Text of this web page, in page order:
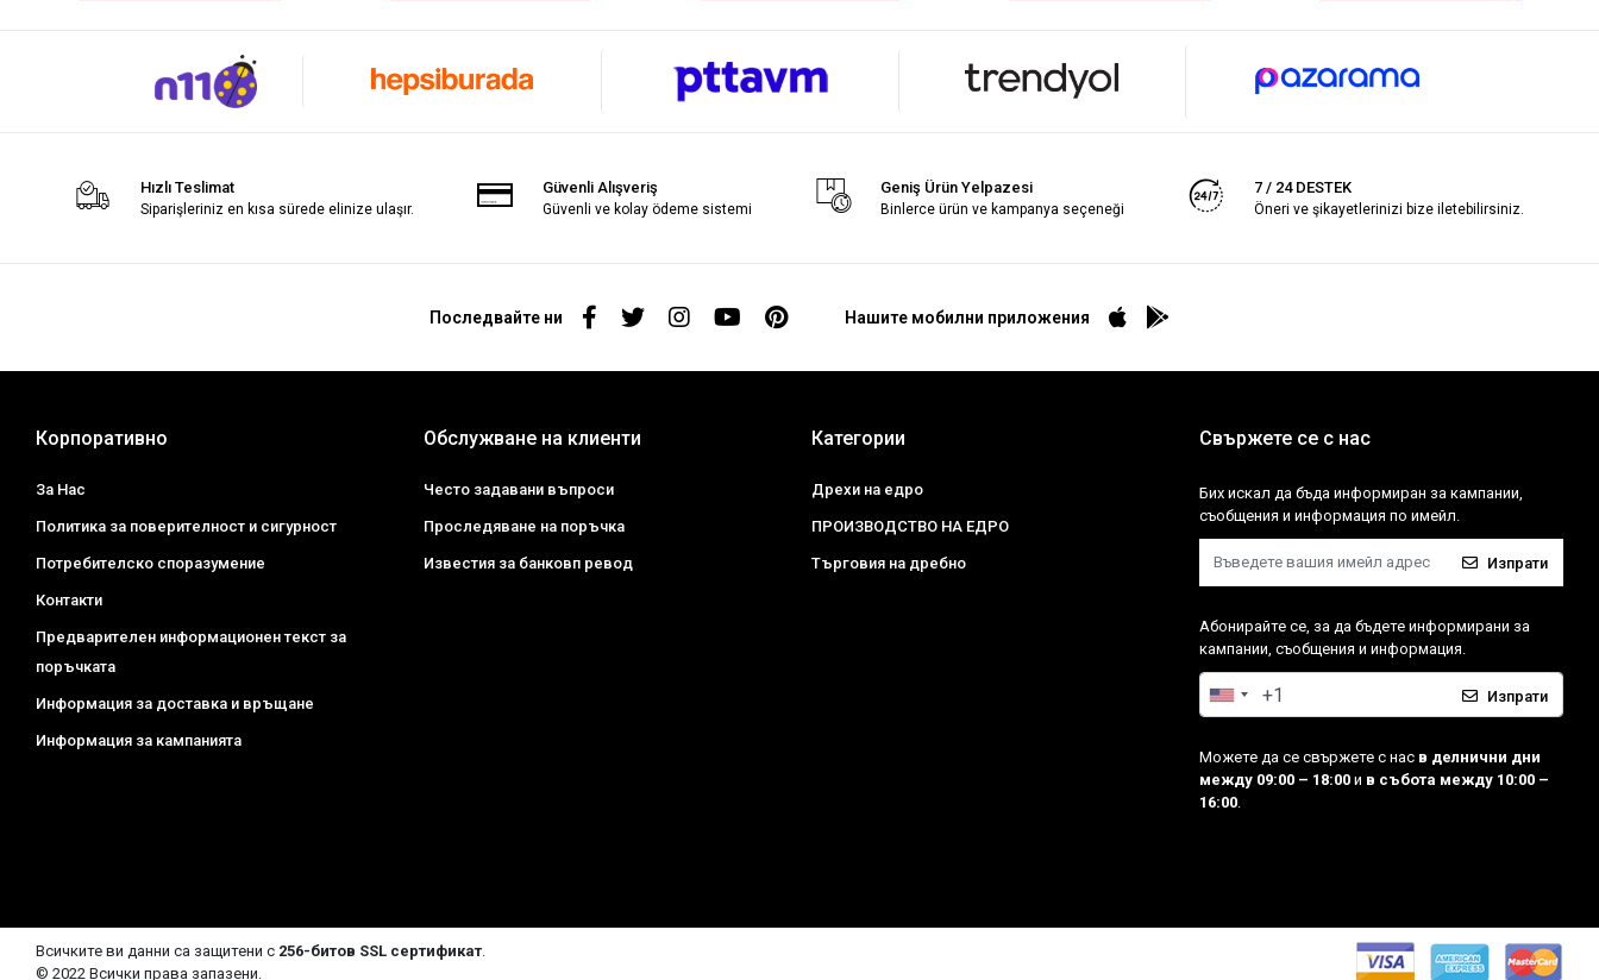
Hızlı Teslimat
Siparişleriniz en kısa sürede elinize ulaşır.
Güvenli Alışveriş
Güvenli ve kolay ödeme sistemi
Geniş Ürün Yelpazesi
Binlerce ürün ve kampanya seçeneği
7 / 24 DESTEK
Öneri ve şikayetlerinizi bize iletebilirsiniz.
Последвайте ни Нашите мобилни приложения
Корпоративно
За Нас
Политика за поверителност и сигурност
Потребителско споразумение
Контакти
Предварителен информационен текст за
поръчката
Информация за доставка и връщане
Информация за кампанията
Обслужване на клиенти
Често задавани въпроси
Проследяване на поръчка
Известия за банковп ревод
Категории
Дрехи на едро
ПРОИЗВОДСТВО НА ЕДРО
Търговия на дребно
Свържете се с нас
Бих искал да бъда информиран за кампании,
съобщения и информация по имейл.
Изпрати
Абонирайте се, за да бъдете информирани за
кампании, съобщения и информация.
Изпрати
Можете да се свържете с нас в делнични дни
между 09:00 – 18:00и в събота между 10:00 –
16:00.
Всичките ви данни са защитени с 256-битов SSL сертификат.
© 2022 Всички права запазени.